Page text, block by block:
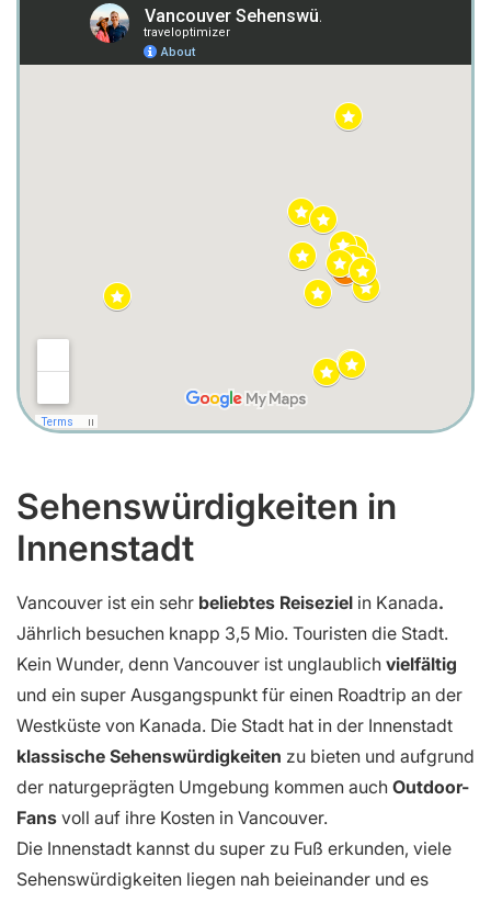
Sehenswürdigkeiten in
Innenstadt
Vancouver ist ein sehr beliebtes Reiseziel in Kanada.
Jährlich besuchen knapp 3,5 Mio. Touristen die Stadt.
Kein Wunder, denn Vancouver ist unglaublich vielfältig
und ein super Ausgangspunkt für einen Roadtrip an der
Westküste von Kanada. Die Stadt hat in der Innenstadt
klassische Sehenswürdigkeiten zu bieten und aufgrund
der naturgeprägten Umgebung kommen auch Outdoor-
Fans voll auf ihre Kosten in Vancouver.
Die Innenstadt kannst du super zu Fuß erkunden, viele
Sehenswürdigkeiten liegen nah beieinander und es